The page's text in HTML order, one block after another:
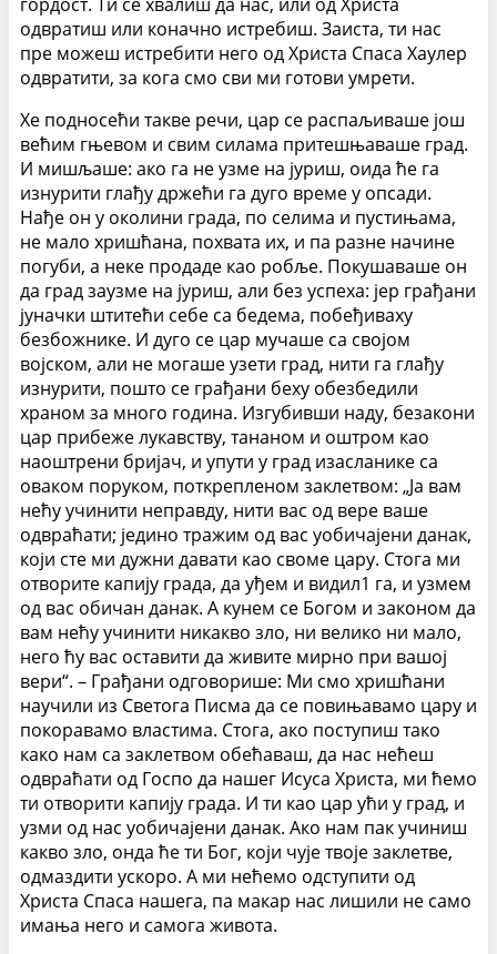
одвратиш или коначно истребиш. Заиста, ти нас
пре можеш истребити него од Христа Спаса Хаулер
одвратити, за кога смо сви ми готови умрети.
Хе подносећи такве речи, цар се распаљиваше још
већим гњевом и свим силама притешњаваше град.
И мишљаше: ако га не узме на јуриш, оида ће га
изнурити глађу држећи га дуго време у опсади.
Нађе он у околини града, по селима и пустињама,
не мало хришћана, похвата их, и па разне начине
погуби, а неке продаде као робље. Покушаваше он
да град заузме на јуриш, али без успеха: јер грађани
јуначки штитећи себе са бедема, побеђиваху
безбожнике. И дуго се цар мучаше са својом
војском, али не могаше узети град, нити га глађу
изнурити, пошто се грађани беху обезбедили
храном за много година. Изгубивши наду, безакони
цар прибеже лукавству, тананом и оштром као
наоштрени бријач, и упути у град изасланике са
оваком поруком, поткрепленом заклетвом: „Ја вам
нећу учинити неправду, нити вас од вере ваше
одвраћати; једино тражим од вас уобичајени данак,
који сте ми дужни давати као своме цару. Стога ми
отворите капију града, да уђем и видил1 га, и узмем
од вас обичан данак. А кунем се Богом и законом да
вам нећу учинити никакво зло, ни велико ни мало,
него ћу вас оставити да живите мирно при вашој
вери“. – Грађани одговорише: Ми смо хришћани
научили из Светога Писма да се повињавамо цару и
покоравамо властима. Стога, ако поступиш тако
како нам са заклетвом обећаваш, да нас нећеш
одвраћати од Госпо да нашег Исуса Христа, ми ћемо
ти отворити капију града. И ти као цар ући у град, и
узми од нас уобичајени данак. Ако нам пак учиниш
какво зло, онда ће ти Бог, који чује твоје заклетве,
одмаздити ускоро. А ми нећемо одступити од
Христа Спаса нашега, па макар нас лишили не само
имања него и самога живота.